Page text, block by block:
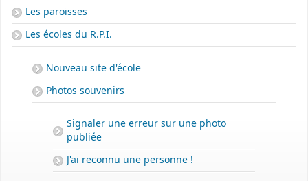
Les paroisses
Les écoles du R.P.I.
Nouveau site d'école
Photos souvenirs
Signaler une erreur sur une photo
publiée
J'ai reconnu une personne !